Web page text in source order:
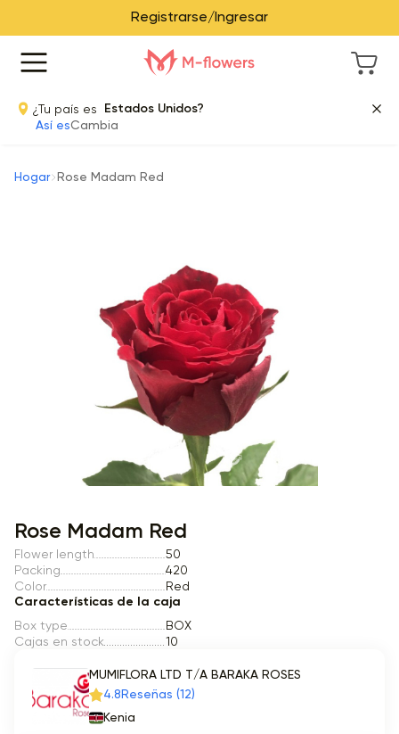
Registrarse/Ingresar
¿Tu país es
Estados Unidos?
Así esCambia
Hogar Rose Madam Red
Item 1 of 1
Rose Madam Red
Flower length
50
Packing
420
Color
Red
Características de la caja
Box type
BOX
Cajas en stock
10
MUMIFLORA LTD T/A BARAKA ROSES
4.8 Reseñas (12)
Kenia